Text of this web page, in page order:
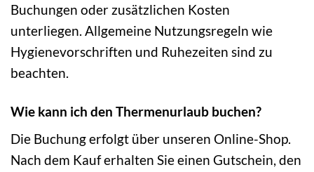
Buchungen oder zusätzlichen Kosten
unterliegen. Allgemeine Nutzungsregeln wie
Hygienevorschriften und Ruhezeiten sind zu
beachten.
Wie kann ich den Thermenurlaub buchen?
Die Buchung erfolgt über unseren Online-Shop.
Nach dem Kauf erhalten Sie einen Gutschein, den